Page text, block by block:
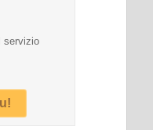
servizio